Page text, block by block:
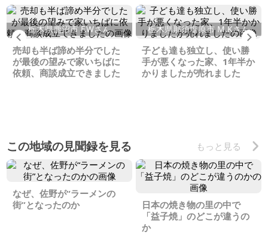
Previous
栃木県鹿沼市 F.Wさん
売却も半ば諦め半分でした
が最後の望みで家いちばに
依頼、商談成立できました
栃木県那須塩原市 M.Kさん
子ども達も独立し、使い勝
手が悪くなった家、1年半か
かりましたが売れました
この地域の見聞録を見る もっと見る
なぜ、佐野が“ラーメンの
街”となったのか
日本の焼き物の里の中で
「益子焼」のどこが違うの
か